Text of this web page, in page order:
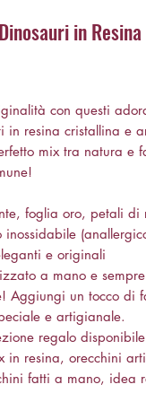
in
con questi
resina cristallina e
mix tra natura e
foglia oro, petali di
e originali
a mano e
Aggiungi un tocco di
e artigianale.
regalo
in resina, orecchini
fatti a mano, idea